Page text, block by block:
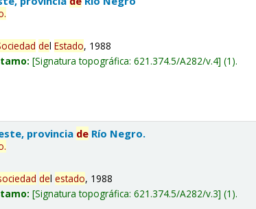
.
delEstado, 1988
Signatura topográfica:621.374.5/A282/v.4 (1).
provincia de Río Negro.
.
delestado, 1988
Signatura topográfica:621.374.5/A282/v.3 (1).